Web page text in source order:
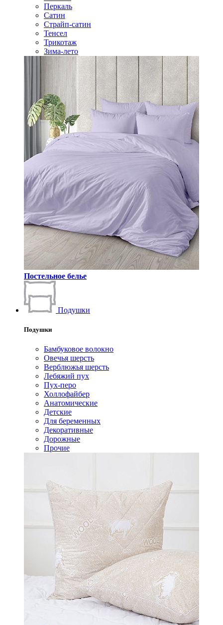
Перкаль
Сатин
Страйп-сатин
Тенсел
Трикотаж
Зима-лето
Постельное белье
Подушки
Подушки
Бамбуковое волокно
Овечья шерсть
Верблюжья шерсть
Лебяжий пух
Пух-перо
Холлофайбер
Анатомические
Детские
Для беременных
Декоративные
Дорожные
Прочие